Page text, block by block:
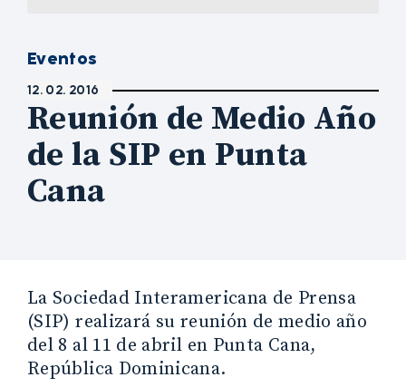
Eventos
12. 02. 2016
Reunión de Medio Año
de la SIP en Punta
Cana
La Sociedad Interamericana de Prensa
(SIP) realizará su reunión de medio año
del 8 al 11 de abril en Punta Cana,
República Dominicana.